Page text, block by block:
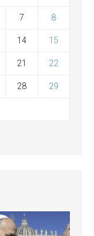
7 8
14 15
21 22
28 29